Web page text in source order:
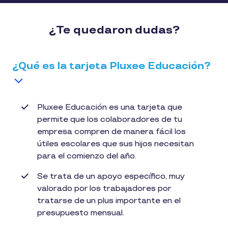
¿Te quedaron dudas?
¿Qué es la tarjeta Pluxee Educación?
Pluxee Educación es una tarjeta que
permite que los colaboradores de tu
empresa compren de manera fácil los
útiles escolares que sus hijos necesitan
para el comienzo del año.
Se trata de un apoyo específico, muy
valorado por los trabajadores por
tratarse de un plus importante en el
presupuesto mensual.